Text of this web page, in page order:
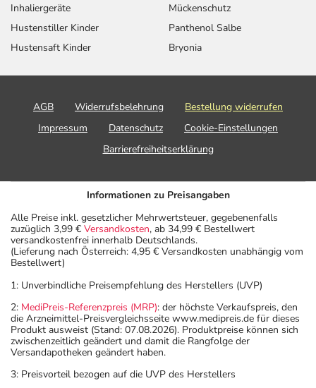
Inhaliergeräte
Hustenstiller Kinder
Hustensaft Kinder
Mückenschutz
Panthenol Salbe
Bryonia
AGB Widerrufsbelehrung
Bestellung widerrufen
Impressum
Datenschutz
Cookie-Einstellungen
Barrierefreiheitserklärung
Informationen zu Preisangaben
Alle Preise inkl. gesetzlicher Mehrwertsteuer, gegebenenfalls
zuzüglich 3,99 € Versandkosten, ab 34,99 € Bestellwert
versandkostenfrei innerhalb Deutschlands.
(Lieferung nach Österreich: 4,95 € Versandkosten unabhängig vom
Bestellwert)
1: Unverbindliche Preisempfehlung des Herstellers (UVP)
2: MediPreis-Referenzpreis (MRP): der höchste Verkaufspreis, den
die Arzneimittel-Preisvergleichsseite www.medipreis.de für dieses
Produkt ausweist (Stand: 07.08.2026). Produktpreise können sich
zwischenzeitlich geändert und damit die Rangfolge der
Versandapotheken geändert haben.
3: Preisvorteil bezogen auf die UVP des Herstellers